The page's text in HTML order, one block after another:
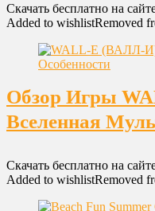
Скачать бесплатно на
Added to wishlistRemoved
Обзор Игры
Вселенная
Скачать бесплатно на
Added to wishlistRemoved